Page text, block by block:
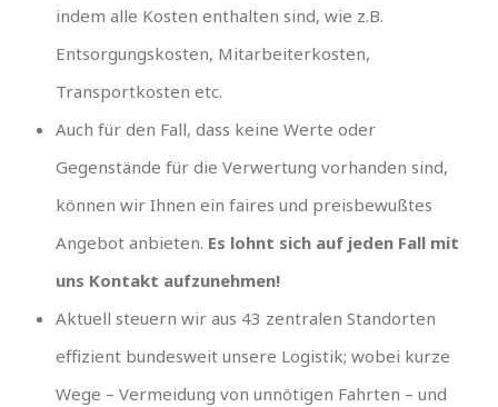
indem alle Kosten enthalten sind, wie z.B.
Entsorgungskosten, Mitarbeiterkosten,
Transportkosten etc.
Auch für den Fall, dass keine Werte oder
Gegenstände für die Verwertung vorhanden sind,
können wir Ihnen ein faires und preisbewußtes
Angebot anbieten. Es lohnt sich auf jeden Fall mit
uns Kontakt aufzunehmen!
Aktuell steuern wir aus 43 zentralen Standorten
effizient bundesweit unsere Logistik; wobei kurze
Wege – Vermeidung von unnötigen Fahrten – und